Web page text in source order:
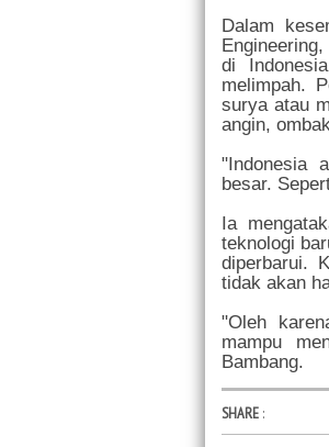
Dalam
di
melimpah.
surya atau
angin,
"Indonesia
besar.
Ia
teknologi
diperbarui.
tidak akan
"Oleh
mampu
Bambang.
SHARE :